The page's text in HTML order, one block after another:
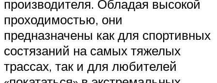
производителя. Обладая высокой
проходимостью, они
предназначены как для спортивных
состязаний на самых тяжелых
трассах, так и для любителей